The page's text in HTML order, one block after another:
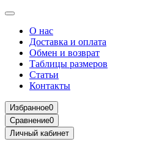
О нас
Доставка и оплата
Обмен и возврат
Таблицы размеров
Статьи
Контакты
Избранное0
Сравнение0
Личный кабинет